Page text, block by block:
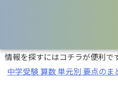
情報を探すにはコチラが便利で
中学受験 算数 単元別 要点のま